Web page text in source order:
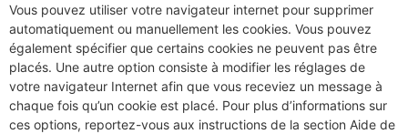
Vous pouvez utiliser votre navigateur internet pour supprimer
automatiquement ou manuellement les cookies. Vous pouvez
également spécifier que certains cookies ne peuvent pas être
placés. Une autre option consiste à modifier les réglages de
votre navigateur Internet afin que vous receviez un message à
chaque fois qu’un cookie est placé. Pour plus d’informations sur
ces options, reportez-vous aux instructions de la section Aide de